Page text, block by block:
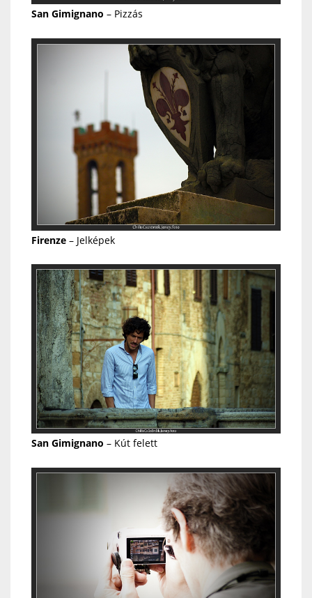
San Gimignano – Pizzás
Firenze – Jelképek
San Gimignano – Kút felett